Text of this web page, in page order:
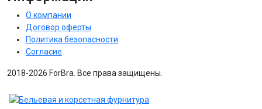
О компании
Договор оферты
Политика безопасности
Согласие
2018-2026 ForBra. Все права защищены.